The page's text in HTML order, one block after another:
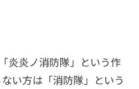
炎炎ノ消防隊」という作
い方は「消防隊」という